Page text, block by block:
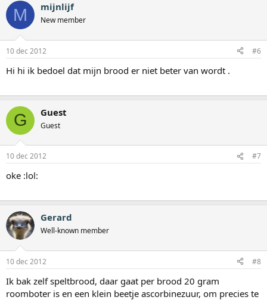
M mijnlijf
New member
10 dec 2012 #6
Hi hi ik bedoel dat mijn brood er niet beter van wordt .
G Guest
Guest
10 dec 2012 #7
oke :lol:
Gerard
Well-known member
10 dec 2012 #8
Ik bak zelf speltbrood, daar gaat per brood 20 gram
roomboter is en een klein beetje ascorbinezuur, om precies te